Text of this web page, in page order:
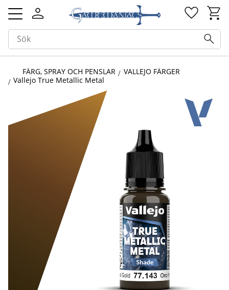
Meny
FÄRG, SPRAY OCH PENSLAR
VALLEJO FÄRGER
Vallejo True Metallic Metal